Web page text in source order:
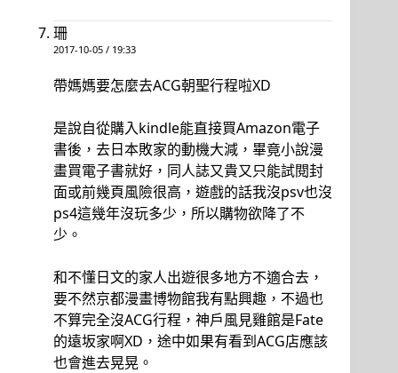
珊
2017-10-05 / 19:33
帶媽媽要怎麼去ACG朝聖行程啦XD
是說自從購入kindle能直接買Amazon電子
書後，去日本敗家的動機大減，畢竟小說漫
畫買電子書就好，同人誌又貴又只能試閱封
面或前幾頁風險很高，遊戲的話我沒psv也沒
ps4這幾年沒玩多少，所以購物欲降了不
少。
和不懂日文的家人出遊很多地方不適合去，
要不然京都漫畫博物館我有點興趣，不過也
不算完全沒ACG行程，神戶風見雞館是Fate
的遠坂家啊XD，途中如果有看到ACG店應該
也會進去晃晃。